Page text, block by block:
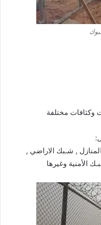
وكثافات مختلفة
, شـبك الاراضي ,
الأمنية وغيرها